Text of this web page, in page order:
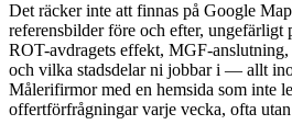
Det räcker inte att finnas på Google
referensbilder före och efter, ungefärligt
ROT-avdragets effekt, MGF-
och vilka stadsdelar ni jobbar i — allt
Målerifirmor med en hemsida som inte
offertförfrågningar varje vecka, ofta